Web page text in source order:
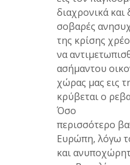
διαχρονικά και
σοβαρές
της κρίσης
να
ασήμαντου
χώρας μας εις
κρύβεται ο
Όσο
περισσότερο
Ευρώπη, λόγω
και